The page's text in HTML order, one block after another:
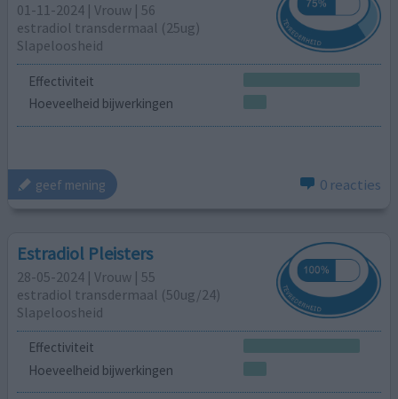
01-11-2024 | Vrouw | 56
estradiol transdermaal (25ug)
Slapeloosheid
Effectiviteit
Hoeveelheid bijwerkingen
geef mening 0 reacties
Estradiol Pleisters
28-05-2024 | Vrouw | 55
estradiol transdermaal (50ug/24)
Slapeloosheid
Effectiviteit
Hoeveelheid bijwerkingen